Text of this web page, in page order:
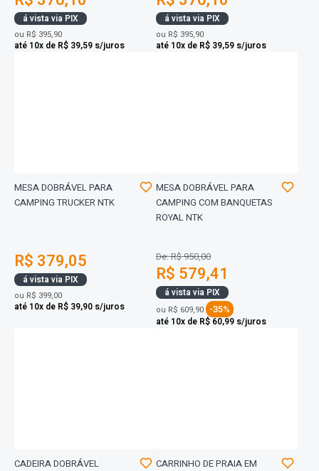
á vista via PIX
ou R$ 395,90
até 10x de R$ 39,59 s/juros
á vista via PIX
ou R$ 395,90
até 10x de R$ 39,59 s/juros
MESA DOBRÁVEL PARA
CAMPING TRUCKER NTK
R$ 379,05
á vista via PIX
ou R$ 399,00
até 10x de R$ 39,90 s/juros
MESA DOBRÁVEL PARA
CAMPING COM BANQUETAS
ROYAL NTK
De: R$ 950,00
R$ 579,41
á vista via PIX
ou R$ 609,90 -35%
até 10x de R$ 60,99 s/juros
CADEIRA DOBRÁVEL
CARRINHO DE PRAIA EM